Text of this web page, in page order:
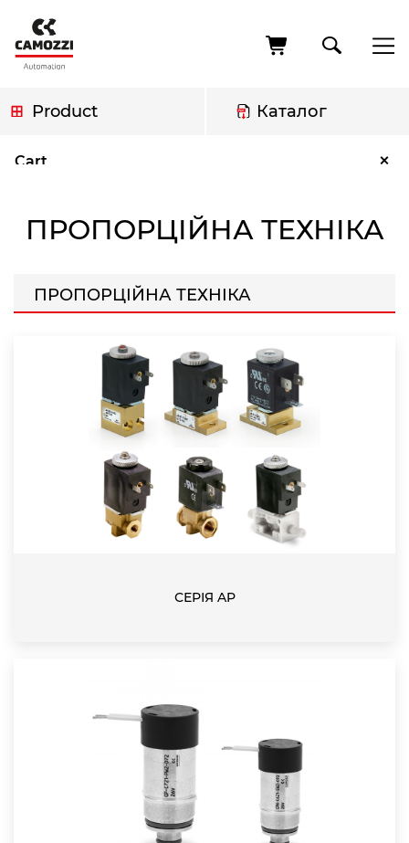
main
content
Product Каталог
Cart ×
ПРОПОРЦІЙНА ТЕХНІКА
ПРОПОРЦІЙНА ТЕХНІКА
СЕРІЯ AP